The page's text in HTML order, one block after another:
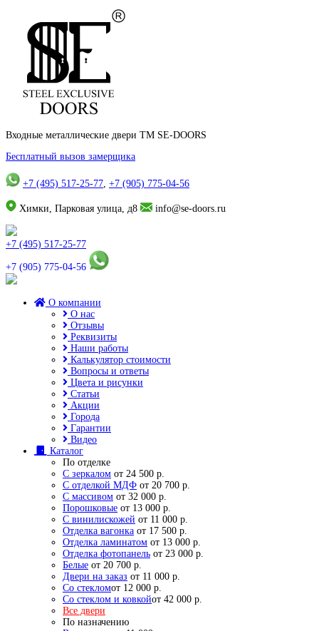
Входные металлические двери TM SE-DOORS
Бесплатный вызов замерщика
+7 (495) 517-25-77, +7 (905) 775-04-56
Химки, Парковая улица, д8 info@se-doors.ru
+7 (495) 517-25-77
+7 (905) 775-04-56
О компании
О нас
Отзывы
Реквизиты
Наши работы
Калькулятор стоимости
Вопросы и ответы
Цвета и рисунки
Статьи
Акции
Города
Гарантии
Видео
Каталог
По отделке
С зеркалом от 24 500 р.
С отделкой МДФ от 20 700 р.
С массивом от 32 000 р.
Порошковые от 13 000 р.
С винилискожей от 11 000 р.
Отделка вагонка от 17 500 р.
Отделка ламинатом от 13 000 р.
Отделка фотопанель от 23 000 р.
Белые от 20 700 р.
Двери на заказ от 11 000 р.
Со стекломот 12 000 р.
Со стеклом и ковкойот 42 000 р.
Все двери
По назначению